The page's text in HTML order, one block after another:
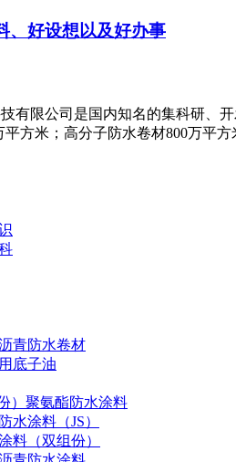
、好设想以及好办事
有限公司是国内知名的集科研、
平方米；高分子防水卷材800万平
青防水卷材
底子油
）聚氨酯防水涂料
水涂料（JS）
料（双组份）